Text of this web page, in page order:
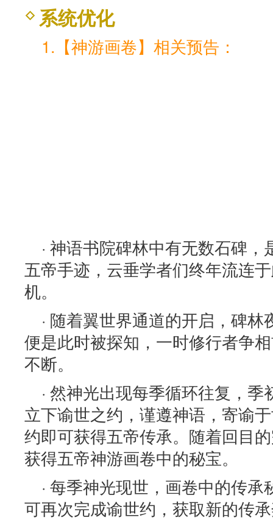
系统优化
1.【神游画卷】相关预告：
· 神语书院碑林中有无数石碑
五帝手迹，云垂学者们终年流连
机。
· 随着翼世界通道的开启，碑
便是此时被探知，一时修行者争
不断。
· 然神光出现每季循环往复，
立下谕世之约，谨遵神语，寄谕
约即可获得五帝传承。随着回目
获得五帝神游画卷中的秘宝。
· 每季神光现世，画卷中的传
可再次完成谕世约，获取新的传